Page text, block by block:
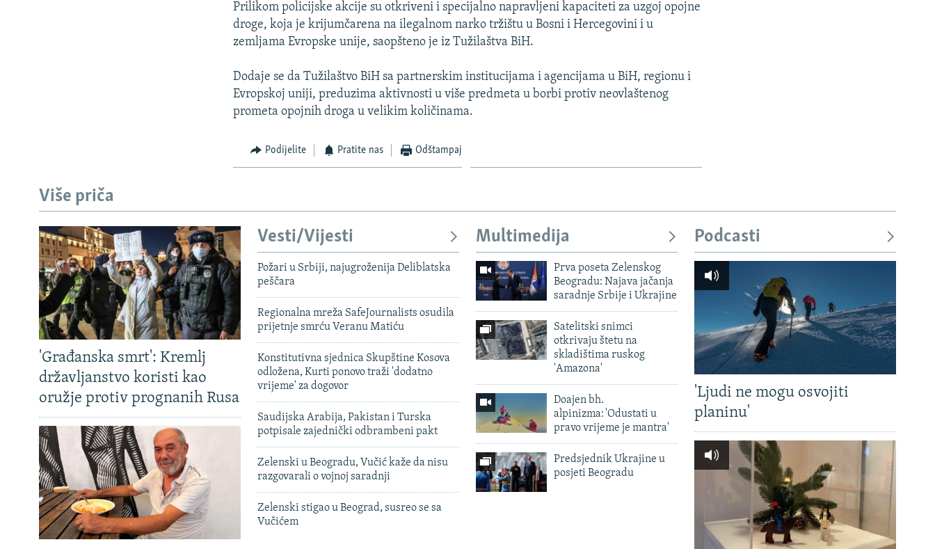
Prilikom policijske akcije su otkriveni i specijalno napravljeni kapaciteti za uzgoj opojne
droge, koja je krijumčarena na ilegalnom narko tržištu u Bosni i Hercegovini i u
zemljama Evropske unije, saopšteno je iz Tužilaštva BiH.
Dodaje se da Tužilaštvo BiH sa partnerskim institucijama i agencijama u BiH, regionu i
Evropskoj uniji, preduzima aktivnosti u više predmeta u borbi protiv neovlaštenog
prometa opojnih droga u velikim količinama.
Podijelite Pratite nas Odštampaj
Više priča
'Građanska smrt': Kremlj
državljanstvo koristi kao
oružje protiv prognanih Rusa
Vesti/Vijesti
Požari u Srbiji, najugroženija Deliblatska
peščara
Regionalna mreža SafeJournalists osudila
prijetnje smrću Veranu Matiću
Konstitutivna sjednica Skupštine Kosova
odložena, Kurti ponovo traži 'dodatno
vrijeme' za dogovor
Saudijska Arabija, Pakistan i Turska
potpisale zajednički odbrambeni pakt
Zelenski u Beogradu, Vučić kaže da nisu
razgovarali o vojnoj saradnji
Zelenski stigao u Beograd, susreo se sa
Vučićem
Multimedija
Prva poseta Zelenskog
Beogradu: Najava jačanja
saradnje Srbije i Ukrajine
Satelitski snimci
otkrivaju štetu na
skladištima ruskog
'Amazona'
Doajen bh.
alpinizma: 'Odustati u
pravo vrijeme je mantra'
Predsjednik Ukrajine u
posjeti Beogradu
Podcasti
'Ljudi ne mogu osvojiti
planinu'